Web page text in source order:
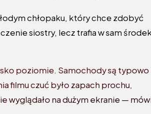
chłopaku, który chce zdobyć
siostry, lecz trafia w sam
poziomie. Samochody są typowo
filmu czuć było zapach prochu,
wyglądało na dużym ekranie —